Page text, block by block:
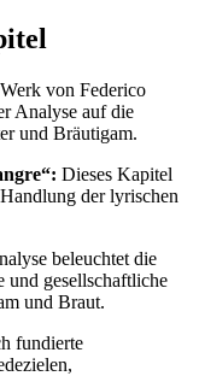
von Federico
Analyse auf die
und Bräutigam.
Dieses Kapitel
der lyrischen
beleuchtet die
und gesellschaftliche
und Braut.
fundierte